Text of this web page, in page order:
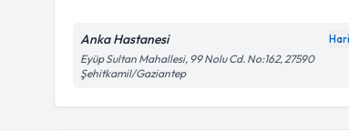
Anka Hastanesi
Eyüp Sultan Mahallesi, 99 Nolu Cd. No:162, 27590
Şehitkamil/Gaziantep